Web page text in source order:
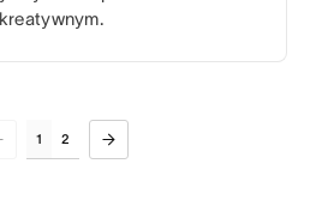
1 2